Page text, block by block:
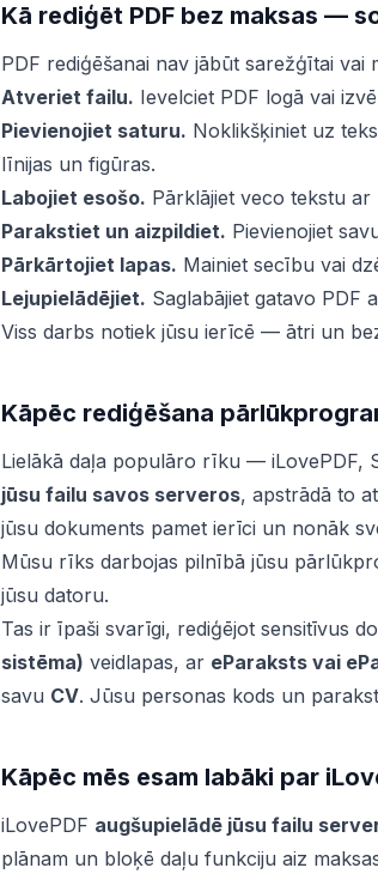
Kā rediģēt PDF bez maksas —
PDF rediģēšanai nav jābūt sarežģītai vai
Atveriet failu. Ievelciet PDF logā vai
Pievienojiet saturu. Noklikšķiniet uz
līnijas un figūras.
Labojiet esošo. Pārklājiet veco tekstu
Parakstiet un aizpildiet. Pievienojiet
Pārkārtojiet lapas. Mainiet secību vai
Lejupielādējiet. Saglabājiet gatavo PDF
Viss darbs notiek jūsu ierīcē — ātri un
Kāpēc rediģēšana
Lielākā daļa populāro rīku — iLovePDF,
jūsu failu savos serveros, apstrādā to
jūsu dokuments pamet ierīci un nonāk
Mūsu rīks darbojas pilnībā jūsu
jūsu datoru.
Tas ir īpaši svarīgi, rediģējot sensitīvus
sistēma) veidlapas, ar eParaksts vai
savu CV. Jūsu personas kods un
Kāpēc mēs esam labāki par
iLovePDF augšupielādē jūsu failu
plānam un bloķē daļu funkciju aiz